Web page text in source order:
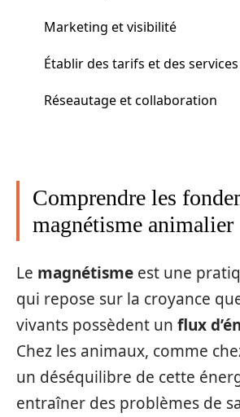
Marketing et visibilité
Établir des tarifs et des services
Réseautage et collaboration
Comprendre les
magnétisme animalier
Le magnétisme est une
qui repose sur la croyance
vivants possèdent un flux
Chez les animaux, comme
un déséquilibre de cette
entraîner des problèmes de